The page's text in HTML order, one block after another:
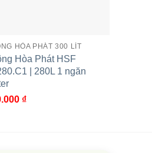
HÒA PHÁT 300 LÍT
Hòa Phát HSF
| 280L 1 ngăn
₫